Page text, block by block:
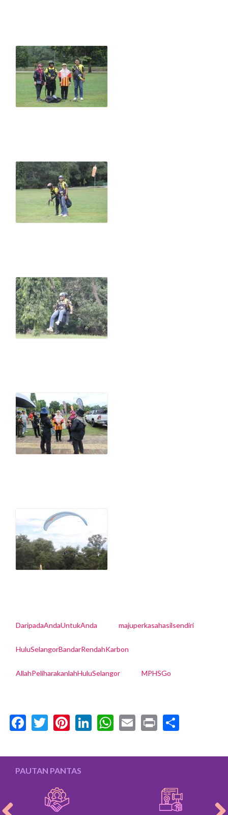
DaripadaAndaUntukAnda majuperkasahasilsendiri
HuluSelangorBandarRendahKarbon
AllahPeliharakanlahHuluSelangor MPHSGo
Facebook
Twitter
Pinterest
LinkedIn
WhatsApp
Email
Print
PAUTAN PANTAS